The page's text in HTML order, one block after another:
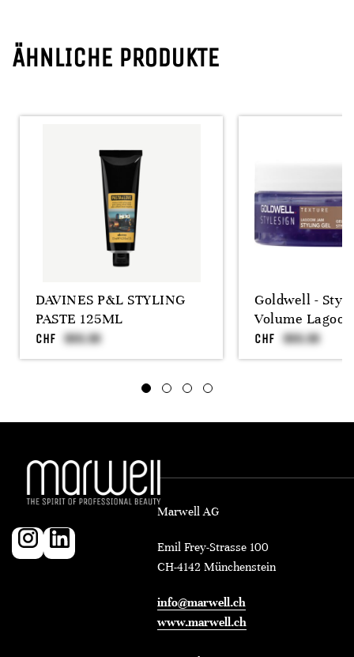
ÄHNLICHE PRODUKTE
DAVINES P&L STYLING
PASTE 125ML
CHF
Goldwell -
Volume
CHF
Marwell AG
Emil Frey-Strasse 100
CH-4142 Münchenstein
info@marwell.ch
www.marwell.ch